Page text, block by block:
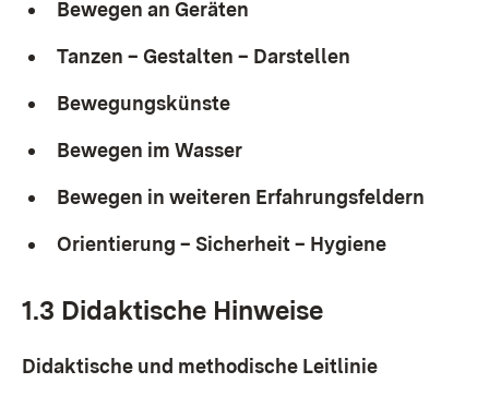
Be­we­gen an Ge­rä­ten
Tan­zen – Ge­stal­ten – Dar­stel­len
Be­we­gungs­küns­te
Be­we­gen im Was­ser
Be­we­gen in wei­te­ren Er­fah­rungs­fel­dern
Ori­en­tie­rung – Si­cher­heit – Hy­gie­ne
1.3 Di­dak­ti­sche Hin­wei­se
Di­dak­ti­sche und me­tho­di­sche Leit­li­nie